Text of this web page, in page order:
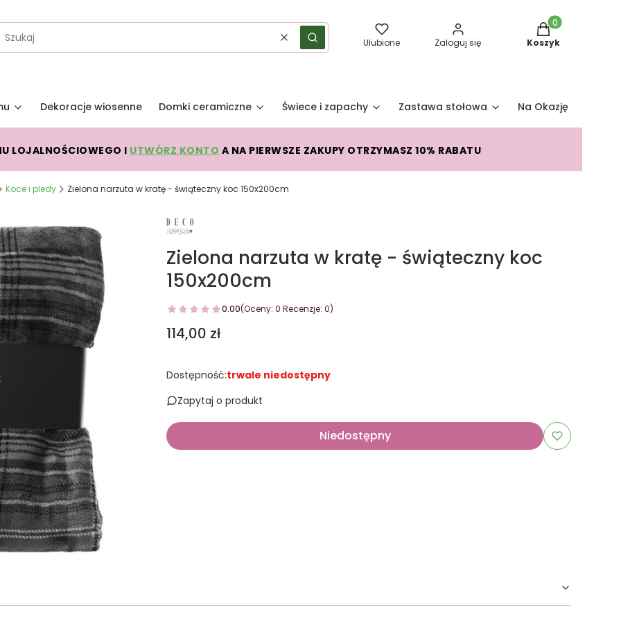
WyczyśćSzukaj Ulubione Zaloguj się
Produkty w
Koszyk
Dekoracje wiosenne Domki ceramiczne Świece i zapachy Zastawa stołowa Na Okazję
LOJALNOŚCIOWEGO I UTWÓRZ KONTO A NA PIERWSZE ZAKUPY OTRZYMASZ 10% RABATU
Koce i pledy Zielona narzuta w kratę - świąteczny koc 150x200cm
Zielona narzuta w kratę - świąteczny koc
150x200cm
0.00(Oceny: 0 Recenzje: 0)
Cena
114,00 zł
Dostępność:trwale niedostępny
Zapytaj o produkt
Niedostępny